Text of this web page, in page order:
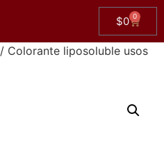
$0 0
/ Colorante liposoluble usos